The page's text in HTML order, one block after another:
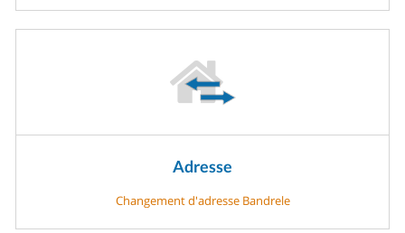
Adresse
Changement d'adresse Bandrele